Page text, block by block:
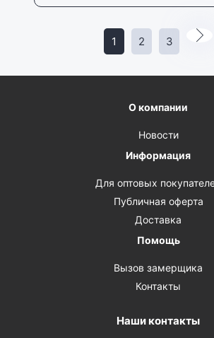
1 2 3
О компании
Новости
Информация
Для оптовых
Публичная оферта
Доставка
Помощь
Вызов замерщика
Контакты
Наши контакты